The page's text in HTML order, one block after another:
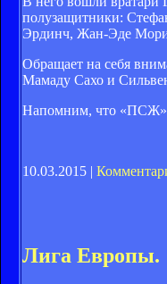
полузащитники:
Эрдинч, Жан-Эде
Обращает на себя
Мамаду Сахо и
Напомним, что «ПСЖ»
10.03.2015 |
Лига